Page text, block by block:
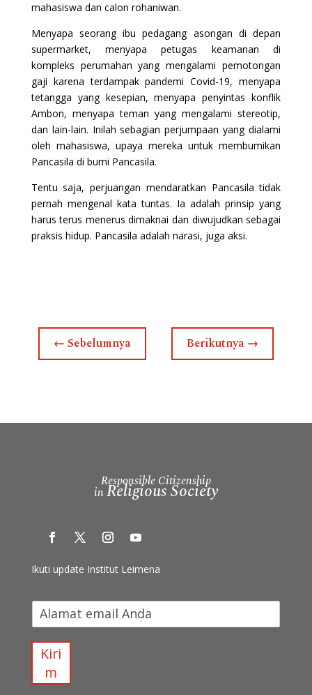
mahasiswa dan calon rohaniwan.
Menyapa seorang ibu pedagang asongan di depan
supermarket, menyapa petugas keamanan di
kompleks perumahan yang mengalami pemotongan
gaji karena terdampak pandemi Covid-19, menyapa
tetangga yang kesepian, menyapa penyintas konflik
Ambon, menyapa teman yang mengalami stereotip,
dan lain-lain. Inilah sebagian perjumpaan yang dialami
oleh mahasiswa, upaya mereka untuk membumikan
Pancasila di bumi Pancasila.
Tentu saja, perjuangan mendaratkan Pancasila tidak
pernah mengenal kata tuntas. Ia adalah prinsip yang
harus terus menerus dimaknai dan diwujudkan sebagai
praksis hidup. Pancasila adalah narasi, juga aksi.
← Sebelumnya Berikutnya →
Responsible Citizenship
in Religious Society
Ikuti update Institut Leimena
Kiri
m